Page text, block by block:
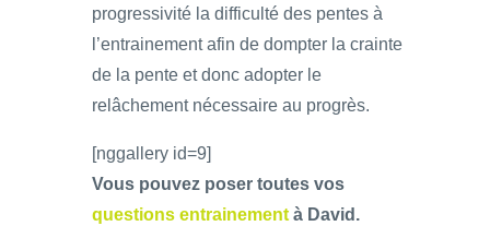
progressivité la difficulté des pentes à
l’entrainement afin de dompter la crainte
de la pente et donc adopter le
relâchement nécessaire au progrès.
[nggallery id=9]
Vous pouvez poser toutes vos
questions entrainementà David.